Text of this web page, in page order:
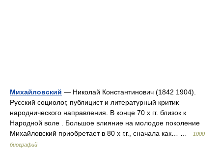
Михайловский — Николай Константинович (1842 1904).
Русский социолог, публицист и литературный критик
народнического направления. В конце 70 х гг. близок к
Народной воле . Большое влияние на молодое поколение
Михайловский приобретает в 80 х г.г., сначала как… …
1000
биографий